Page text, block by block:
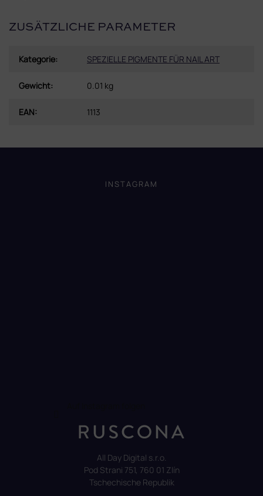
ZUSÄTZLICHE PARAMETER
Kategorie: SPEZIELLE PIGMENTE FÜR NAIL ART
Gewicht: 0.01 kg
EAN: 1113
INSTAGRAM
All Day Digital s.r.o.
Pod Strani 751, 760 01 Zlín
Tschechische Republik